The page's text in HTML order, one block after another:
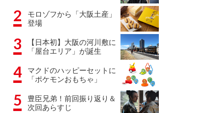
2
モロゾフから「大阪土産」
登場
3
【日本初】大阪の河川敷に
「屋台エリア」が誕生
4
マクドのハッピーセットに
「ポケモンおもちゃ」
5
豊臣兄弟！前回振り返り＆
次回あらすじ